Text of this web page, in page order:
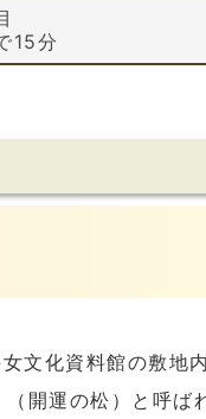
15分
文化資料館の敷地
開運の松）と呼ば